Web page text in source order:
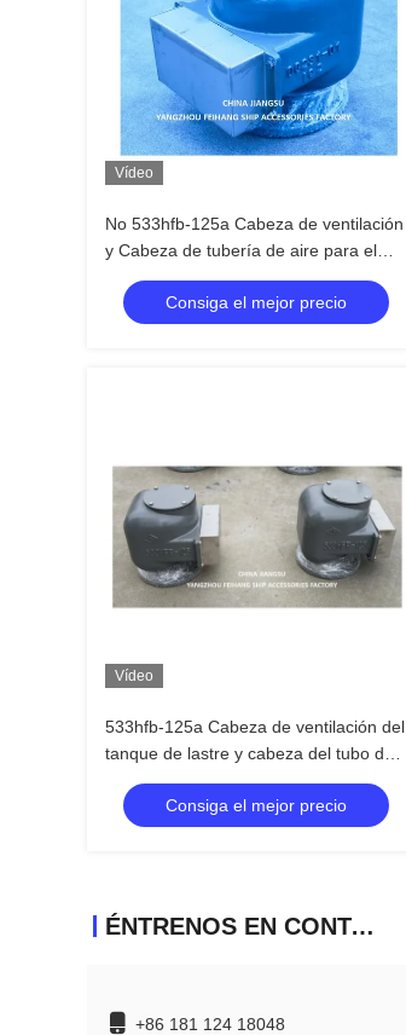
Vídeo
No 533hfb-125a Cabeza de ventilación
y Cabeza de tubería de aire para el
tanque de lastre
Consiga el mejor precio
Vídeo
533hfb-125a Cabeza de ventilación del
tanque de lastre y cabeza del tubo de
aire de lastre Cuerpo de hierro fundido
con flotador de acero inoxidable
Consiga el mejor precio
ÉNTRENOS EN CONTACTO CON
+86 181 124 18048